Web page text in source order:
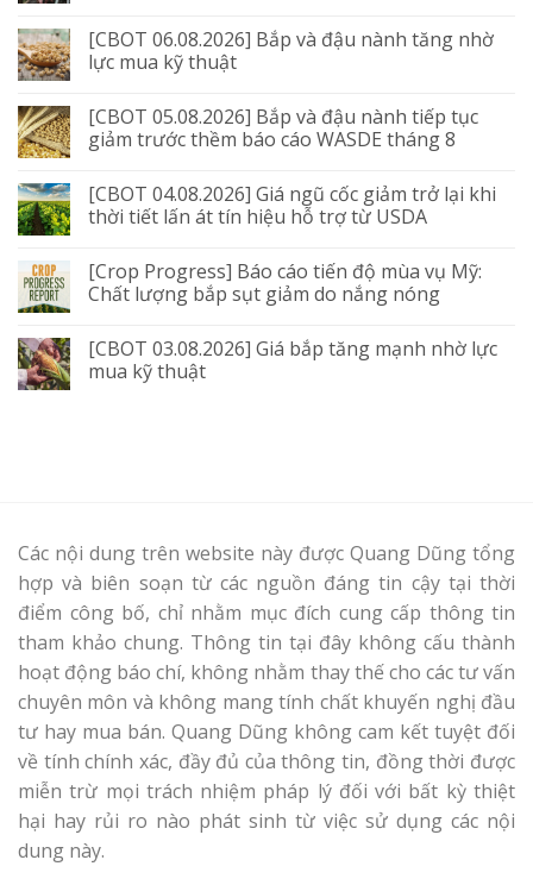
[CBOT 06.08.2026] Bắp và đậu nành tăng nhờ
lực mua kỹ thuật
[CBOT 05.08.2026] Bắp và đậu nành tiếp tục
giảm trước thềm báo cáo WASDE tháng 8
[CBOT 04.08.2026] Giá ngũ cốc giảm trở lại khi
thời tiết lấn át tín hiệu hỗ trợ từ USDA
[Crop Progress] Báo cáo tiến độ mùa vụ Mỹ:
Chất lượng bắp sụt giảm do nắng nóng
[CBOT 03.08.2026] Giá bắp tăng mạnh nhờ lực
mua kỹ thuật
Các nội dung trên website này được Quang Dũng tổng
hợp và biên soạn từ các nguồn đáng tin cậy tại thời
điểm công bố, chỉ nhằm mục đích cung cấp thông tin
tham khảo chung. Thông tin tại đây không cấu thành
hoạt động báo chí, không nhằm thay thế cho các tư vấn
chuyên môn và không mang tính chất khuyến nghị đầu
tư hay mua bán. Quang Dũng không cam kết tuyệt đối
về tính chính xác, đầy đủ của thông tin, đồng thời được
miễn trừ mọi trách nhiệm pháp lý đối với bất kỳ thiệt
hại hay rủi ro nào phát sinh từ việc sử dụng các nội
dung này.